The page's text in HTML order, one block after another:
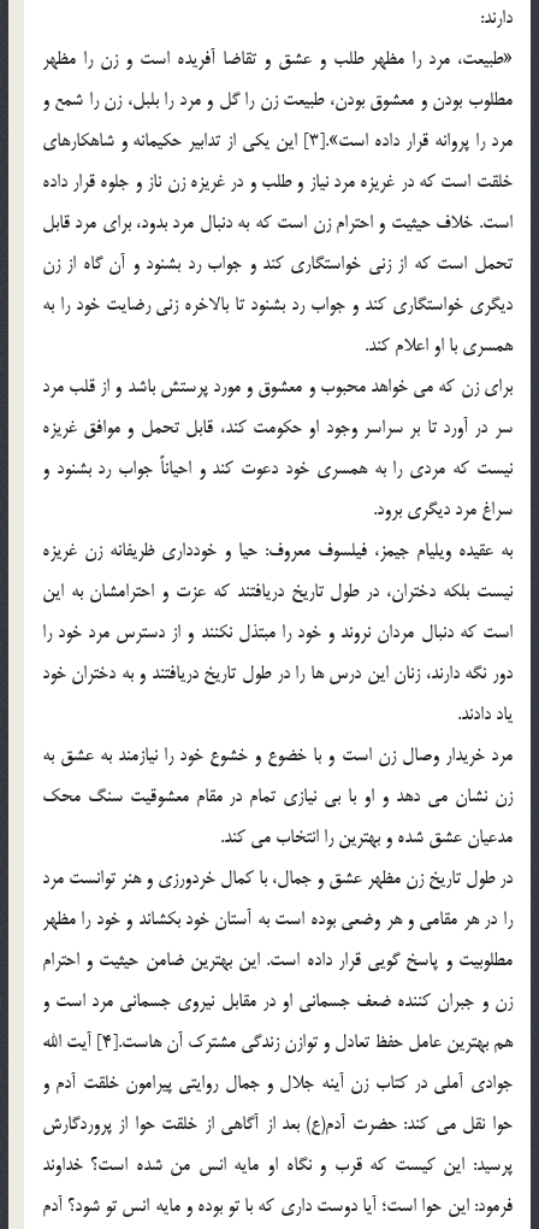
دارند:
«طبيعت، مرد را مظهر طلب و عشق و تقاضا آفريده است و زن را مظهر
مطلوب بودن و معشوق بودن، طبيعت زن را گل و مرد را بلبل، زن را شمع و
مرد را پروانه قرار داده است».[3] اين يکي از تدابير حکيمانه و شاهکارهاي
خلقت است که در غريزه مرد نياز و طلب و در غريزه زن ناز و جلوه قرار داده
است. خلاف حيثيت و احترام زن است که به دنبال مرد بدود، براي مرد قابل
تحمل است که از زني خواستگاري کند و جواب رد بشنود و آن گاه از زن
ديگري خواستگاري کند و جواب رد بشنود تا بالاخره زني رضايت خود را به
همسري با او اعلام کند.
براي زن که مي خواهد محبوب و معشوق و مورد پرستش باشد و از قلب مرد
سر در آورد تا بر سراسر وجود او حکومت کند، قابل تحمل و موافق غريزه
نيست که مردي را به همسري خود دعوت کند و احياناً جواب رد بشنود و
سراغ مرد ديگري برود.
به عقيده ويليام جيمز، فيلسوف معروف: حيا و خودداري ظريفانه زن غريزه
نيست بلکه دختران، در طول تاريخ دريافتند که عزت و احترامشان به اين
است که دنبال مردان نروند و خود را مبتذل نکنند و از دسترس مرد خود را
دور نگه دارند، زنان اين درس ها را در طول تاريخ دريافتند و به دختران خود
ياد دادند.
مرد خريدار وصال زن است و با خضوع و خشوع خود را نيازمند به عشق به
زن نشان مي دهد و او با بي نيازي تمام در مقام معشوقيت سنگ محک
مدعيان عشق شده و بهترين را انتخاب مي کند.
در طول تاريخ زن مظهر عشق و جمال، با کمال خردورزي و هنر توانست مرد
را در هر مقامي و هر وضعي بوده است به آستان خود بکشاند و خود را مظهر
مطلوبيت و پاسخ گويي قرار داده است. اين بهترين ضامن حيثيت و احترام
زن و جبران کننده ضعف جسماني او در مقابل نيروي جسماني مرد است و
هم بهترين عامل حفظ تعادل و توازن زندگي مشترک آن هاست.[4] آيت الله
جوادي آملي در کتاب زن آينه جلال و جمال روايتي پيرامون خلقت آدم و
حوا نقل مي کند: حضرت آدم(ع) بعد از آگاهي از خلقت حوا از پروردگارش
پرسيد: اين کيست که قرب و نگاه او مايه انس من شده است؟ خداوند
فرمود: اين حوا است؛ آيا دوست داري که با تو بوده و مايه انس تو شود؟ آدم